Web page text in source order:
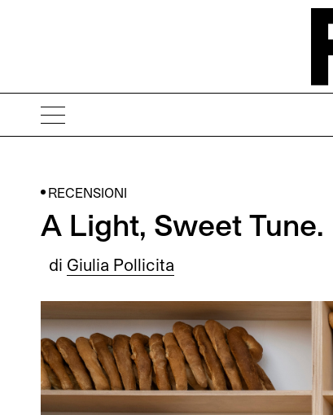
RECENSIONI
A Light, Sweet Tune.
di Giulia Pollicita